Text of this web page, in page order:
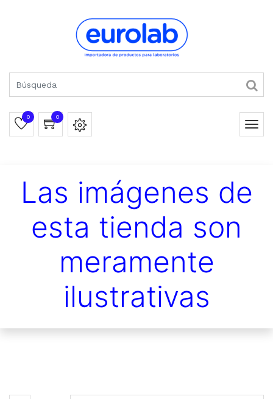
0 0
Las imágenes de
esta tienda son
meramente
ilustrativas